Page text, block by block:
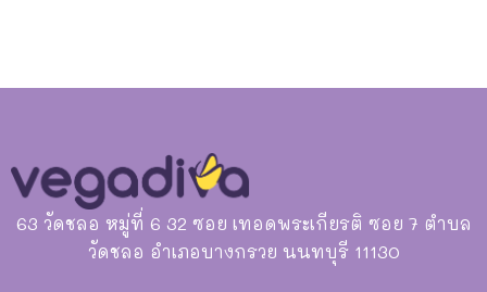
63 วัดชลอ หมู่ที่ 6 32 ซอย เทอดพระเกียรติ ซอย 7 ตำบล
วัดชลอ อำเภอบางกรวย นนทบุรี 11130